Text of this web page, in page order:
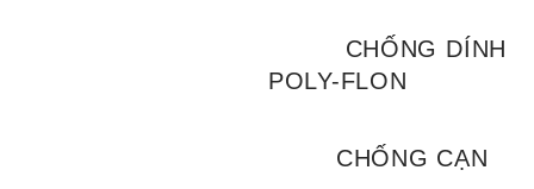
CHỐNG DÍNH
POLY-FLON
CHỐNG CẠN